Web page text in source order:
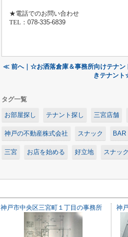
★電話でのお問い合わせ
TEL ： 078-335-6839
≪ 前へ｜☆お洒落倉庫＆事務所向けテナ
きテナン
タグ一覧
お部屋探し テナント探し 三宮店舗
神戸の不動産株式会社 スナック BAR
三宮 お店を始める 好立地 スナッ
神戸市中央区三宮町１丁目の事務所